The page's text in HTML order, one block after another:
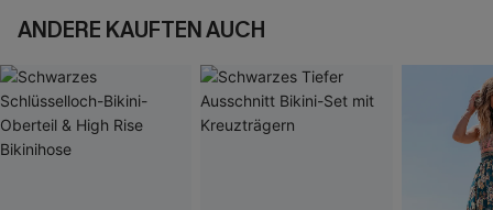
ANDERE KAUFTEN AUCH